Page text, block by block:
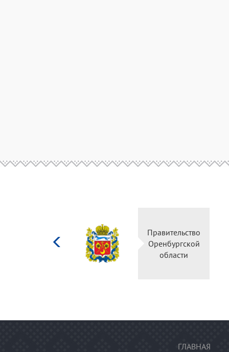
Министерство
культуры
Российской
федерации
ГЛАВНАЯ